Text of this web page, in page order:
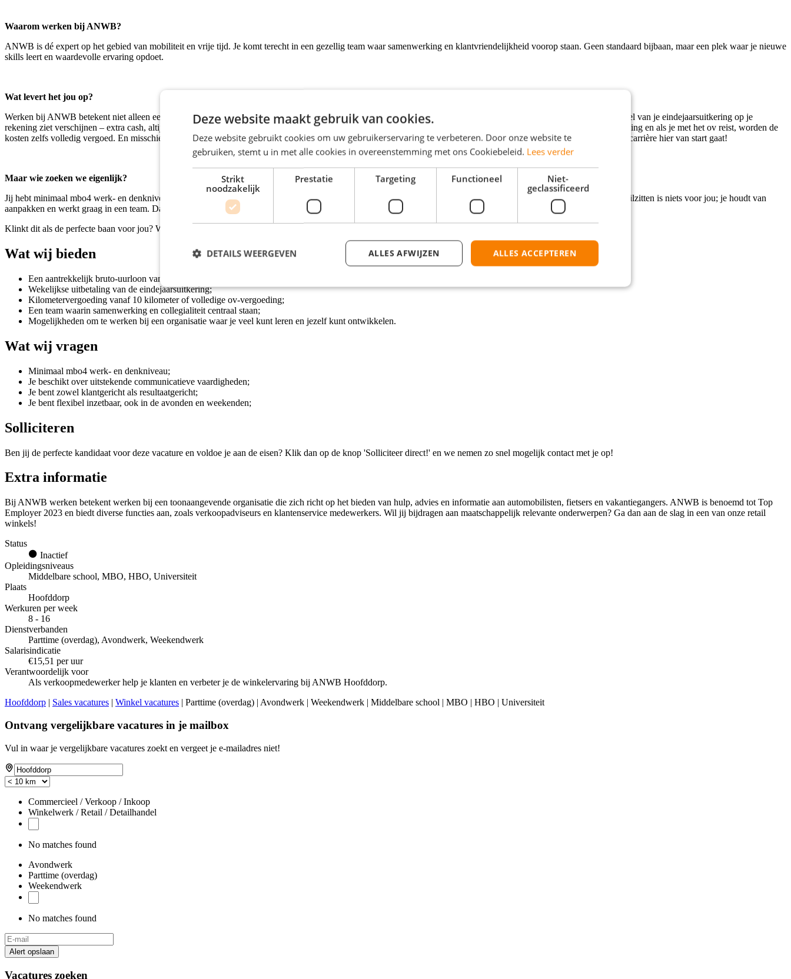
Waarom werken bij ANWB?
ANWB is dé expert op het gebied van mobiliteit en vrije tijd. Je komt terecht in een gezellig team waar samenwerking en klantvriendelijkheid voorop staan. Geen standaard bijbaan, maar een plek waar je nieuwe
skills leert en waardevolle ervaring opdoet.
Wat levert het jou op?
Werken bij ANWB betekent niet alleen een toffe baan, maar ook fijne voordelen. Je verdient een aantrekkelijk uurloon van € 15,51, waarbij je iedere week alvast een deel van je eindejaarsuitkering op je
rekening ziet verschijnen – extra cash, altijd mooi meegenomen! Daarnaast hoef je je over reiskosten geen zorgen te maken, want vanaf 10 kilometer krijg je een vergoeding en als je met het ov reist, worden de
kosten zelfs volledig vergoed. En misschien wel het mooiste: dit is meer dan zomaar een bijbaan. ANWB biedt volop doorgroeimogelijkheden, dus wie weet waar jouw carrière hier van start gaat!
Maar wie zoeken we eigenlijk?
Jij hebt minimaal mbo4 werk- en denkniveau en weet hoe je een klant blij maakt. Je bent sociaal, commercieel en zet graag dat stapje extra om iemand goed te helpen. Stilzitten is niets voor jou; je houdt van
aanpakken en werkt graag in een team. Daarnaast heb je oog voor detail en een enthousiaste babbel waarmee je klanten met een glimlach de deur uit laat gaan.
Klinkt dit als de perfecte baan voor jou? Wacht dan niet langer en solliciteer – we kunnen niet wachten om je te ontmoeten!
Wat wij bieden
Een aantrekkelijk bruto-uurloon van € 15,51 (vanaf 20 jaar) incl eindejaarsuitkering van 5,58%;
Wekelijkse uitbetaling van de eindejaarsuitkering;
Kilometervergoeding vanaf 10 kilometer of volledige ov-vergoeding;
Een team waarin samenwerking en collegialiteit centraal staan;
Mogelijkheden om te werken bij een organisatie waar je veel kunt leren en jezelf kunt ontwikkelen.
Wat wij vragen
Minimaal mbo4 werk- en denkniveau;
Je beschikt over uitstekende communicatieve vaardigheden;
Je bent zowel klantgericht als resultaatgericht;
Je bent flexibel inzetbaar, ook in de avonden en weekenden;
Solliciteren
Ben jij de perfecte kandidaat voor deze vacature en voldoe je aan de eisen? Klik dan op de knop 'Solliciteer direct!' en we nemen zo snel mogelijk contact met je op!
Extra informatie
Bij ANWB werken betekent werken bij een toonaangevende organisatie die zich richt op het bieden van hulp, advies en informatie aan automobilisten, fietsers en vakantiegangers. ANWB is benoemd tot Top
Employer 2023 en biedt diverse functies aan, zoals verkoopadviseurs en klantenservice medewerkers. Wil jij bijdragen aan maatschappelijk relevante onderwerpen? Ga dan aan de slag in een van onze retail
winkels!
Status
Inactief
Opleidingsniveaus
Middelbare school, MBO, HBO, Universiteit
Plaats
Hoofddorp
Werkuren per week
8 - 16
Dienstverbanden
Parttime (overdag), Avondwerk, Weekendwerk
Salarisindicatie
€15,51 per uur
Verantwoordelijk voor
Als verkoopmedewerker help je klanten en verbeter je de winkelervaring bij ANWB Hoofddorp.
Hoofddorp | Sales vacatures | Winkel vacatures | Parttime (overdag) | Avondwerk | Weekendwerk | Middelbare school | MBO | HBO | Universiteit
Ontvang vergelijkbare vacatures in je mailbox
Vul in waar je vergelijkbare vacatures zoekt en vergeet je e-mailadres niet!
Commercieel / Verkoop / Inkoop
Winkelwerk / Retail / Detailhandel
No matches found
Avondwerk
Parttime (overdag)
Weekendwerk
No matches found
Alert opslaan
Vacatures zoeken
Deze website maakt gebruik van cookies.
Deze website gebruikt cookies om uw gebruikerservaring te verbeteren. Door onze website te
gebruiken, stemt u in met alle cookies in overeenstemming met ons Cookiebeleid. Lees verder
Strikt
noodzakelijk
Prestatie Targeting Functioneel
Niet-
geclassificeerd
ALLES ACCEPTEREN
ALLES AFWIJZEN
DETAILS WEERGEVEN